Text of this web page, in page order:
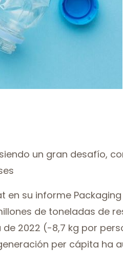
un gran desafío,
en su informe
de toneladas de
de 2022 (-8,7 kg por
per cápita ha